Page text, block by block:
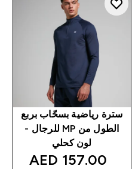
سترة رياضية بسحّاب بربع
الطول من MP للرجال -
لون كحلي
157.00 AED‎